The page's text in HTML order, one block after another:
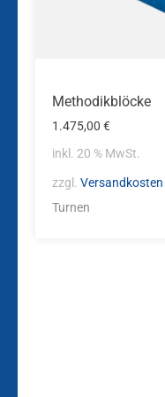
Methodikblöcke
1.475,00€
inkl. 20 % MwSt.
zzgl.Versandkosten
Turnen